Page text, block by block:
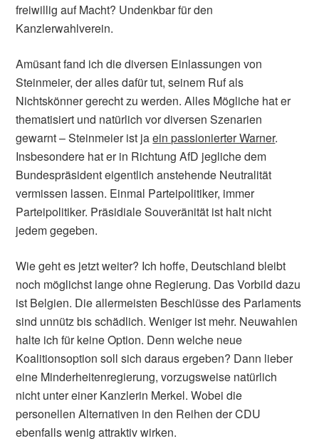
freiwillig auf Macht? Undenkbar für den
Kanzlerwahlverein.
Amüsant fand ich die diversen Einlassungen von
Steinmeier, der alles dafür tut, seinem Ruf als
Nichtskönner gerecht zu werden. Alles Mögliche hat er
thematisiert und natürlich vor diversen Szenarien
gewarnt – Steinmeier ist jaein passionierter Warner.
Insbesondere hat er in Richtung AfD jegliche dem
Bundespräsident eigentlich anstehende Neutralität
vermissen lassen. Einmal Parteipolitiker, immer
Parteipolitiker. Präsidiale Souveränität ist halt nicht
jedem gegeben.
Wie geht es jetzt weiter? Ich hoffe, Deutschland bleibt
noch möglichst lange ohne Regierung. Das Vorbild dazu
ist Belgien. Die allermeisten Beschlüsse des Parlaments
sind unnütz bis schädlich. Weniger ist mehr. Neuwahlen
halte ich für keine Option. Denn welche neue
Koalitionsoption soll sich daraus ergeben? Dann lieber
eine Minderheitenregierung, vorzugsweise natürlich
nicht unter einer Kanzlerin Merkel. Wobei die
personellen Alternativen in den Reihen der CDU
ebenfalls wenig attraktiv wirken.